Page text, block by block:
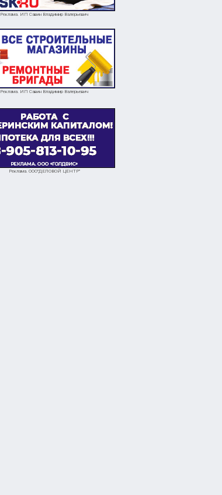
Реклама. ИП Савин Владимир Валерьевич
Реклама. ИП Савин Владимир Валерьевич
Реклама. ООО"ДЕЛОВОЙ ЦЕНТР"